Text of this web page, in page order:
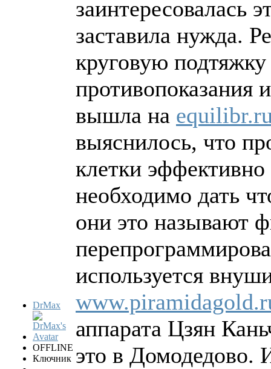
DrMax
OFFLINE
Ключник
заинтересовалась
заставила нужда.
круговую
противопоказания
вышла на
выяснилось, что
клетки эффективно
необходимо дать
они это называют
используется
аппарата Цзян
это в Домодедово.